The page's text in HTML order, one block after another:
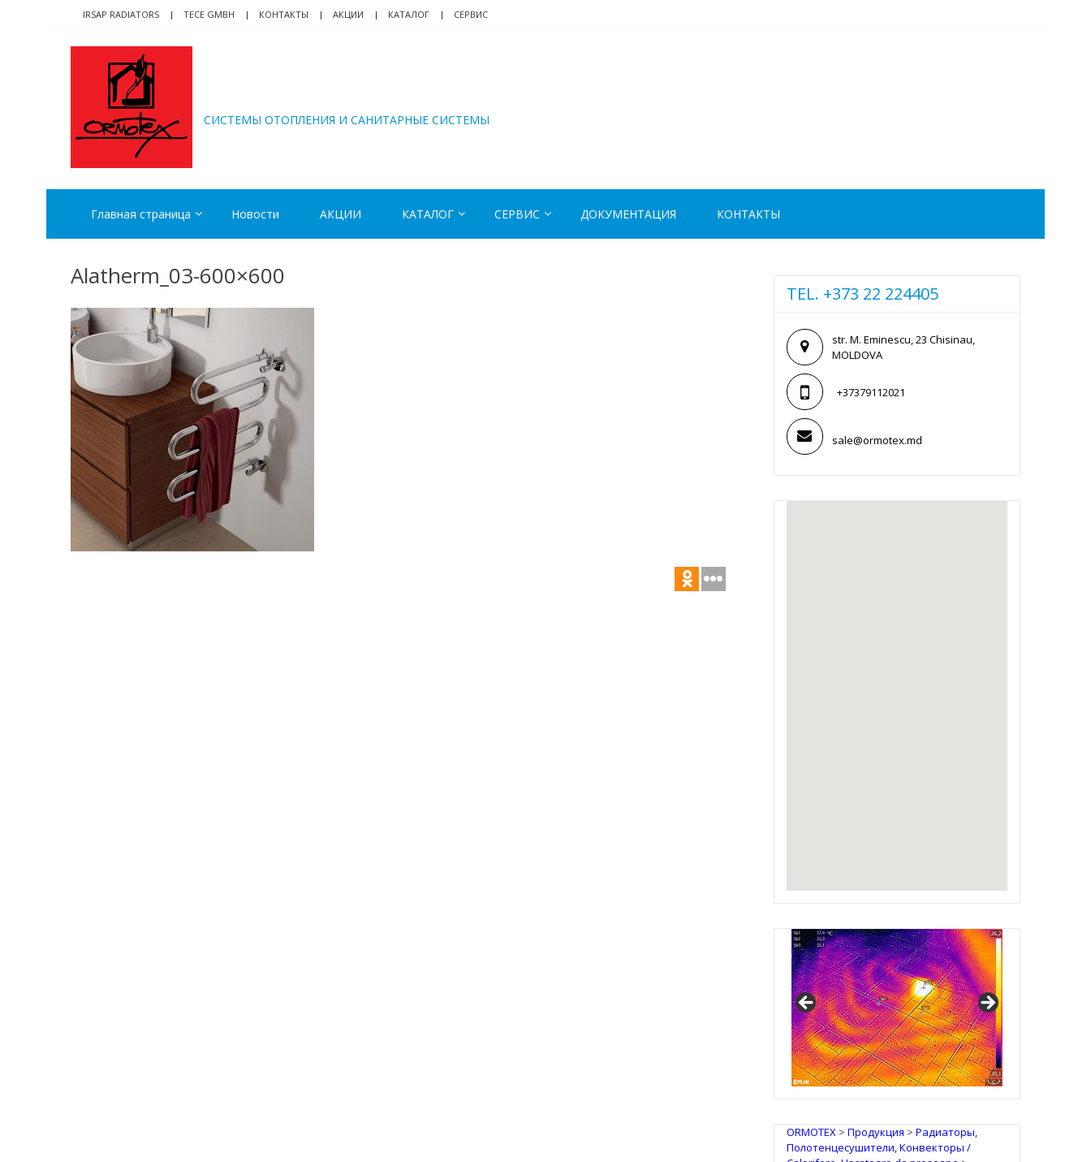
navigation
content
IRSAP RADIATORS TECE GMBH КОНТАКТЫ АКЦИИ КАТАЛОГ СЕРВИС
CИСТЕМЫ ОТОПЛЕНИЯ И САНИТАРНЫЕ СИСТЕМЫ
Главная страница Новости АКЦИИ КАТАЛОГ СЕРВИС ДОКУМЕНТАЦИЯ КОНТАКТЫ
Alatherm_03-600×600
TEL. +373 22 224405
str. M. Eminescu, 23 Chisinau,
MOLDOVA
+37379112021
sale@ormotex.md
IRSAP Design Radiators
ORMOTEX> Продукция > Радиаторы,
Полотенцесушители, Конвекторы /